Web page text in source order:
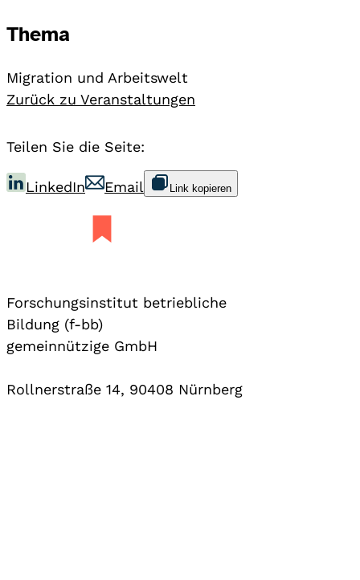
Thema
Migration und Arbeitswelt
Zurück zu Veranstaltungen
Teilen Sie die Seite:
LinkedIn Email Link kopieren
Forschungsinstitut betriebliche
Bildung (f-bb)
gemeinnützige GmbH
Rollnerstraße 14, 90408 Nürnberg